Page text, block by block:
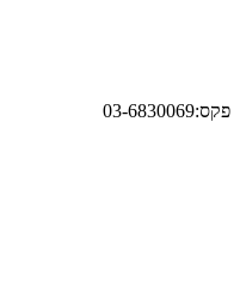
פקס:03-6830069